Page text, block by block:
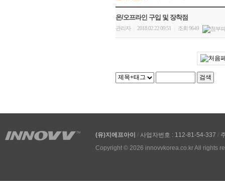
온/오프라인 구입 및 장착점
관리자 2018.02.22 09:51 조회 9649
(유)지에프아이 / 사업자번호 : 112-81-54-337 /
Copyright © 2026 innovvkorea.co.kr All rights